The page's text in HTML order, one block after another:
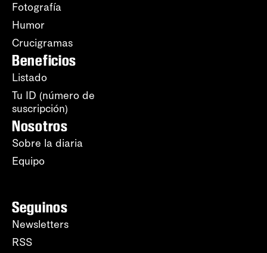
Fotografía
Humor
Crucigramas
Beneficios
Listado
Tu ID (número de
suscripción)
Nosotros
Sobre la diaria
Equipo
Seguinos
Newsletters
RSS